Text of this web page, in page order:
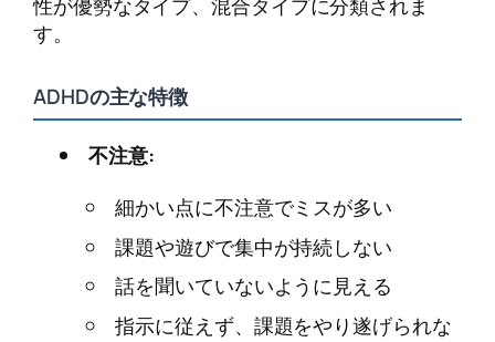
性が優勢なタイプ、混合タイプに分類されま
す。
ADHDの主な特徴
不注意:
細かい点に不注意でミスが多い
課題や遊びで集中が持続しない
話を聞いていないように見える
指示に従えず、課題をやり遂げられな